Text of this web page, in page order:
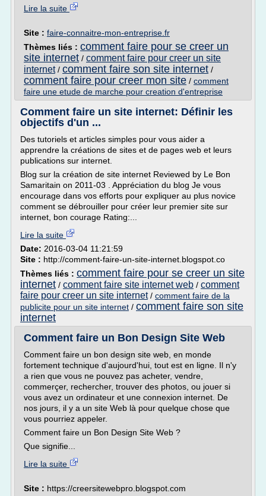
Lire la suite
Site : faire-connaitre-mon-entreprise.fr
Thèmes liés : comment faire pour se creer un
site internet / comment faire pour creer un site
internet/ comment faire son site internet /
comment faire pour creer mon site / comment
faire une etude de marche pour creation d'entreprise
Comment faire un site internet: Définir les
objectifs d'un ...
Des tutoriels et articles simples pour vous aider a
apprendre la créations de sites et de pages web et leurs
publications sur internet.
Blog sur la création de site internet Reviewed by Le Bon
Samaritain on 2011-03 . Appréciation du blog Je vous
encourage dans vos efforts pour expliquer au plus novice
comment se débrouiller pour créer leur premier site sur
internet, bon courage Rating:...
Lire la suite
Date: 2016-03-04 11:21:59
Site : http://comment-faire-un-site-internet.blogspot.co
Thèmes liés : comment faire pour se creer un site
internet / comment faire site internet web / comment
faire pour creer un site internet/ comment faire de la
publicite pour un site internet / comment faire son site
internet
Comment faire un Bon Design Site Web
Comment faire un bon design site web, en monde
fortement technique d'aujourd'hui, tout est en ligne. Il n'y
a rien que vous ne pouvez pas acheter, vendre,
commerçer, rechercher, trouver des photos, ou jouer si
vous avez un ordinateur et une connexion internet. De
nos jours, il y a un site Web là pour quelque chose que
vous pourriez appeler.
Comment faire un Bon Design Site Web ?
Que signifie...
Lire la suite
Site : https://creersitewebpro.blogspot.com